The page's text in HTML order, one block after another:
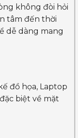
không đòi hỏi
tâm đến thời
dễ dàng mang
đồ họa, Laptop
biệt về mặt